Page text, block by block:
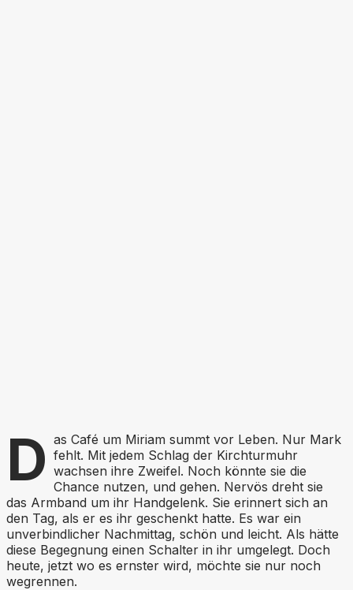
D as Café um Miriam summt vor Leben. Nur Mark
fehlt. Mit jedem Schlag der Kirchturmuhr
wachsen ihre Zweifel. Noch könnte sie die
Chance nutzen, und gehen. Nervös dreht sie
das Armband um ihr Handgelenk. Sie erinnert sich an
den Tag, als er es ihr geschenkt hatte. Es war ein
unverbindlicher Nachmittag, schön und leicht. Als hätte
diese Begegnung einen Schalter in ihr umgelegt. Doch
heute, jetzt wo es ernster wird, möchte sie nur noch
wegrennen.